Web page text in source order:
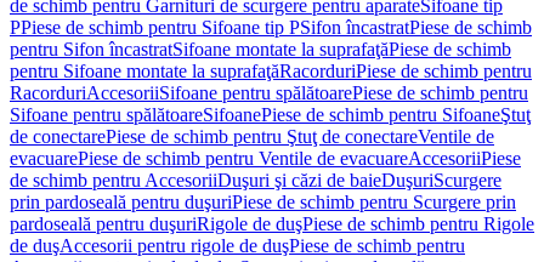
de schimb pentru Garnituri de scurgere pentru aparateSifoane tip
PPiese de schimb pentru Sifoane tip PSifon încastratPiese de schimb
pentru Sifon încastratSifoane montate la suprafaţăPiese de schimb
pentru Sifoane montate la suprafaţăRacorduriPiese de schimb pentru
RacorduriAccesoriiSifoane pentru spălătoarePiese de schimb pentru
Sifoane pentru spălătoareSifoanePiese de schimb pentru SifoaneŞtuţ
de conectarePiese de schimb pentru Ştuţ de conectareVentile de
evacuarePiese de schimb pentru Ventile de evacuareAccesoriiPiese
de schimb pentru AccesoriiDuşuri şi căzi de baieDuşuriScurgere
prin pardoseală pentru duşuriPiese de schimb pentru Scurgere prin
pardoseală pentru duşuriRigole de duşPiese de schimb pentru Rigole
de duşAccesorii pentru rigole de duşPiese de schimb pentru